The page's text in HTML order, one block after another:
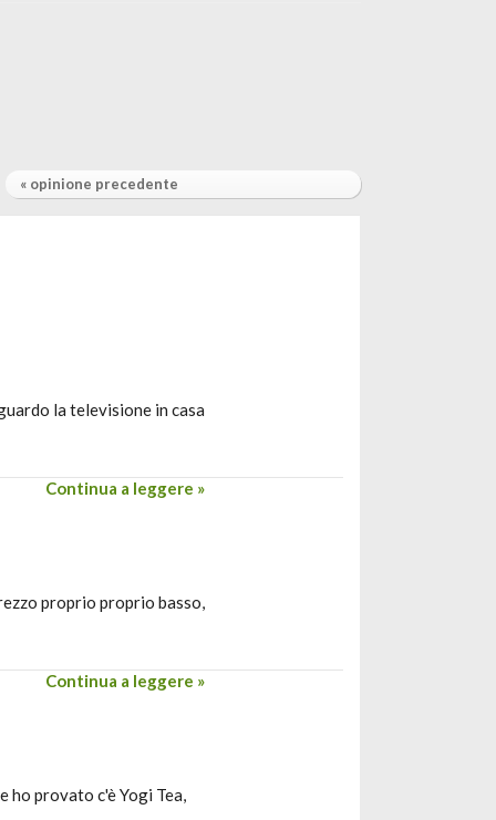
« opinione precedente
la televisione in casa
Continua a leggere »
proprio proprio basso,
Continua a leggere »
ho provato c'è Yogi Tea,